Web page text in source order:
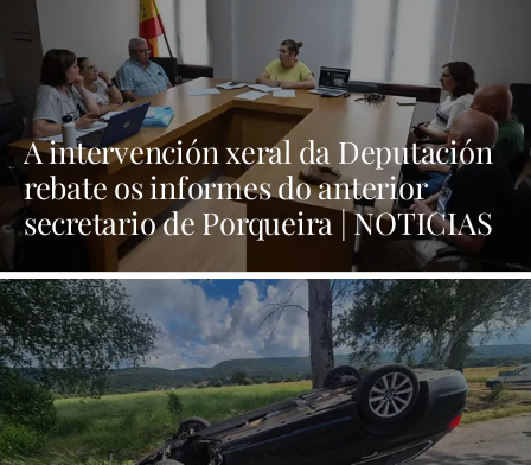
A intervención xeral da Deputación
rebate os informes do anterior
secretario de Porqueira | NOTICIAS